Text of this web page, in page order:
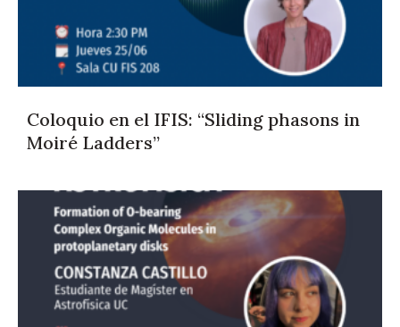
Coloquio en el IFIS: “Sliding phasons in
Moiré Ladders”